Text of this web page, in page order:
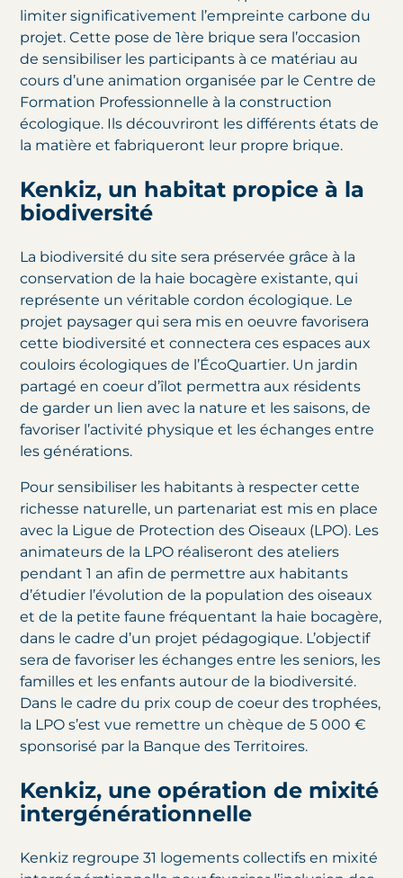
limiter significativement l’empreinte carbone du
projet. Cette pose de 1ère brique sera l’occasion
de sensibiliser les participants à ce matériau au
cours d’une animation organisée par le Centre de
Formation Professionnelle à la construction
écologique. Ils découvriront les différents états de
la matière et fabriqueront leur propre brique.
Kenkiz, un habitat propice à la
biodiversité
La biodiversité du site sera préservée grâce à la
conservation de la haie bocagère existante, qui
représente un véritable cordon écologique. Le
projet paysager qui sera mis en oeuvre favorisera
cette biodiversité et connectera ces espaces aux
couloirs écologiques de l’ÉcoQuartier. Un jardin
partagé en coeur d’îlot permettra aux résidents
de garder un lien avec la nature et les saisons, de
favoriser l’activité physique et les échanges entre
les générations.
Pour sensibiliser les habitants à respecter cette
richesse naturelle, un partenariat est mis en place
avec la Ligue de Protection des Oiseaux (LPO). Les
animateurs de la LPO réaliseront des ateliers
pendant 1 an afin de permettre aux habitants
d’étudier l’évolution de la population des oiseaux
et de la petite faune fréquentant la haie bocagère,
dans le cadre d’un projet pédagogique. L’objectif
sera de favoriser les échanges entre les seniors, les
familles et les enfants autour de la biodiversité.
Dans le cadre du prix coup de coeur des trophées,
la LPO s’est vue remettre un chèque de 5 000 €
sponsorisé par la Banque des Territoires.
Kenkiz, une opération de mixité
intergénérationnelle
Kenkiz regroupe 31 logements collectifs en mixité